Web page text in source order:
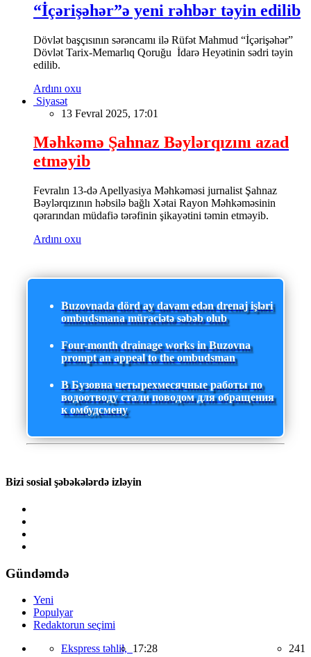
“İçərişəhər”ə yeni rəhbər təyin edilib
Dövlət başçısının sərəncamı ilə Rüfət Mahmud “İçərişəhər”
Dövlət Tarix-Memarlıq Qoruğu İdarə Heyətinin sədri təyin
edilib.
Ardını oxu
Siyasət
13 Fevral 2025, 17:01
Məhkəmə Şahnaz Bəylərqızını azad
etməyib
Fevralın 13-də Apellyasiya Məhkəməsi jurnalist Şahnaz
Bəylərqızının həbsilə bağlı Xətai Rayon Məhkəməsinin
qərarından müdafiə tərəfinin şikayətini təmin etməyib.
Ardını oxu
Buzovnada dörd ay davam edən drenaj işləri
ombudsmana müraciətə səbəb olub
Four-month drainage works in Buzovna
prompt an appeal to the ombudsman
В Бузовна четырехмесячные работы по
водоотводу стали поводом для обращения
к омбудсмену
Bizi sosial şəbəkələrdə izləyin
Gündəmdə
Yeni
Populyar
Redaktorun seçimi
Ekspress təhlil, 17:28 241